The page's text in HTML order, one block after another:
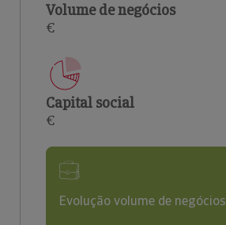
Volume de negócios
€
Capital social
€
Evolução volume de negócios